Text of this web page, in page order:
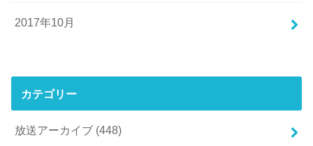
2017年10月
カテゴリー
放送アーカイブ (448)